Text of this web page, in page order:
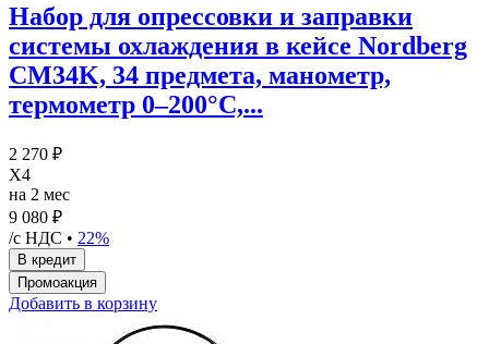
Набор для опрессовки и заправки
системы охлаждения в кейсе Nordberg
CM34K, 34 предмета, манометр,
термометр 0–200°C,...
2 270 ₽
X4
на 2 мес
9 080 ₽
/с НДС • 22%
Добавить в корзину